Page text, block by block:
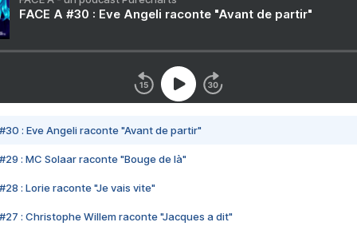
FACE A #30 : Eve Angeli raconte "Avant de partir"
#30 : Eve Angeli raconte "Avant de partir"
#29 : MC Solaar raconte "Bouge de là"
#28 : Lorie raconte "Je vais vite"
#27 : Christophe Willem raconte "Jacques a dit"